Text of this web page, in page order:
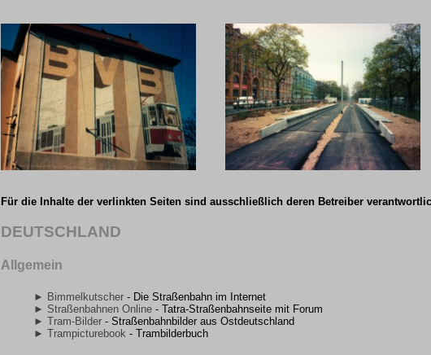
Für die Inhalte der verlinkten Seiten sind ausschließlich deren Betreiber
DEUTSCHLAND
Allgemein
► Bimmelkutscher - Die Straßenbahn im Internet
► Straßenbahnen Online - Tatra-Straßenbahnseite mit Forum
► Tram-Bilder - Straßenbahnbilder aus Ostdeutschland
► Trampicturebook - Trambilderbuch